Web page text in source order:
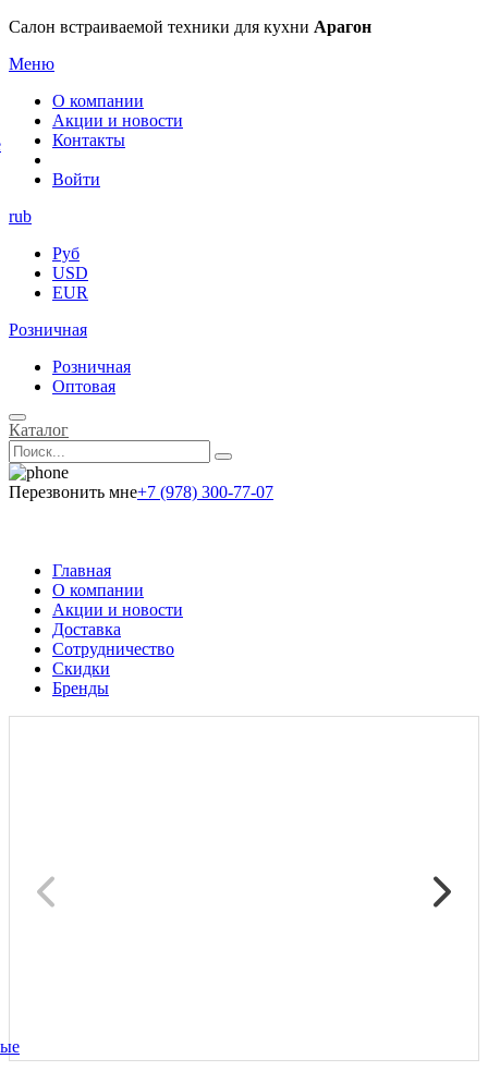
Салон встраиваемой техники для кухни Арагон
Меню
О компании
Акции и новости
Контакты
Войти
rub
Руб
USD
EUR
Розничная
Розничная
Оптовая
Каталог
Перезвонить мне+7 (978) 300-77-07
Главная
О компании
Акции и новости
Доставка
Сотрудничество
Скидки
Бренды